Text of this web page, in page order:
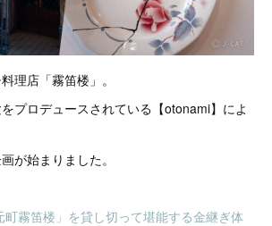
理店「霧笛楼」。
プロデュースされている【otonami】によ
が始まりました。
町霧笛楼」を貸し切って堪能する金継ぎ体